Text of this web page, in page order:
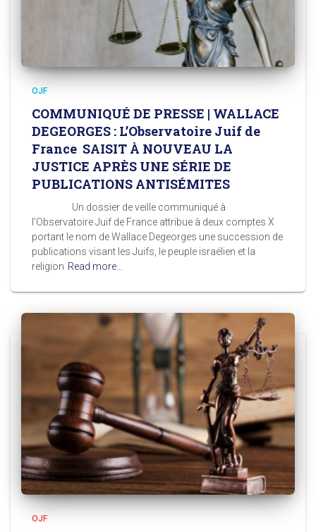
OJF
COMMUNIQUÉ DE PRESSE | WALLACE
DEGEORGES : L’Observatoire Juif de
France SAISIT À NOUVEAU LA
JUSTICE APRÈS UNE SÉRIE DE
PUBLICATIONS ANTISÉMITES
Un dossier de veille communiqué à
l’Observatoire Juif de France attribue à deux comptes X
portant le nom de Wallace Degeorges une succession de
publications visant les Juifs, le peuple israélien et la
religion Read more…
OJF